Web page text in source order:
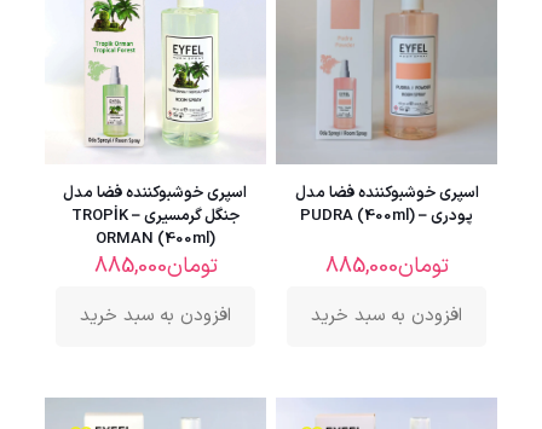
اسپری خوشبوکننده فضا مدل
پودری – PUDRA (400ml)
تومان885,000
افزودن به سبد خرید
اسپری خوشبوکننده فضا مدل
جنگل گرمسیری – TROPİK
ORMAN (400ml)
تومان885,000
افزودن به سبد خرید